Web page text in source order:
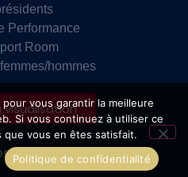
Performance
Room
hommes
visualisation
vous garantir la meilleure
Si vous continuez à utiliser ce
vous en êtes satisfait.
Politique de confidentialité